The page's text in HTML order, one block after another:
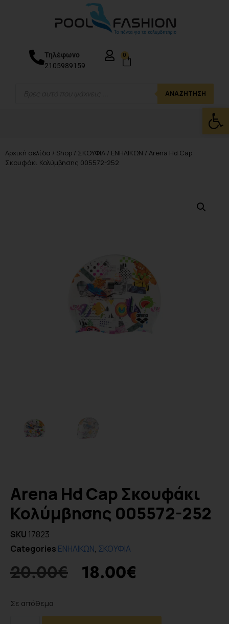
ΑΝΑΖΉΤΗΣΗ
Τηλέφωνο
2105989159
0
Αρχική σελίδα / Shop / ΣΚΟΥΦΙΑ / ΕΝΗΛΙΚΩΝ / Arena Hd Cap
Σκουφάκι Κολύμβησης 005572-252
Arena Hd Cap Σκουφάκι
Κολύμβησης 005572-252
SKU 17823
Categories ΕΝΗΛΙΚΩΝ, ΣΚΟΥΦΙΑ
20.00€ 18.00€
Σε απόθεμα